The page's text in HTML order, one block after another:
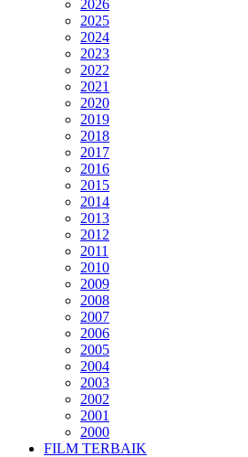
2026
2025
2024
2023
2022
2021
2020
2019
2018
2017
2016
2015
2014
2013
2012
2011
2010
2009
2008
2007
2006
2005
2004
2003
2002
2001
2000
FILM TERBAIK